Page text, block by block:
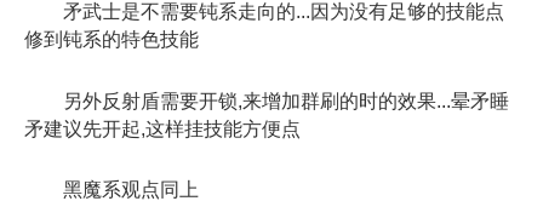
矛武士是不需要钝系走向的...因为没有足够的技能点
修到钝系的特色技能
另外反射盾需要开锁,来增加群刷的时的效果...晕矛睡
矛建议先开起,这样挂技能方便点
黑魔系观点同上